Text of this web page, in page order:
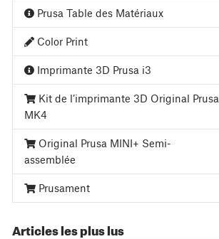
Prusa Table des Matériaux
Color Print
Imprimante 3D Prusa i3
Kit de l’imprimante 3D Original Prusa
MK4
Original Prusa MINI+ Semi-
assemblée
Prusament
Articles les plus lus